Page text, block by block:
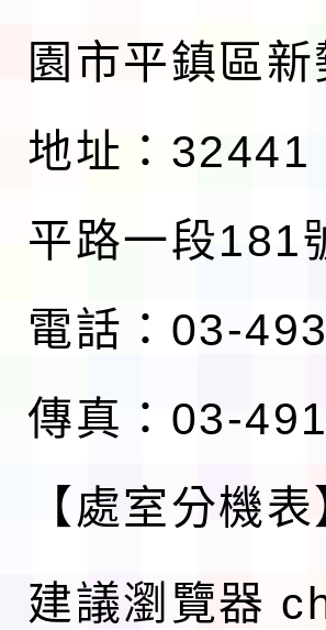
園市平鎮區
地址：32441
平路一段181
電話：03-
傳真：03-
【處室分機表
建議瀏覽器